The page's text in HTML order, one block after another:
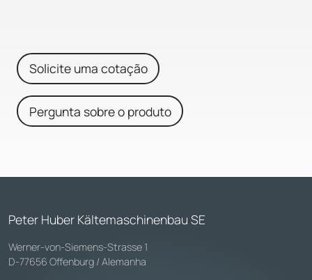
Solicite uma cotação
Pergunta sobre o produto
Peter Huber Kältemaschinenbau SE
Werner-von-Siemens-Strasse 1
D-77656 Offenburg / Alemanha